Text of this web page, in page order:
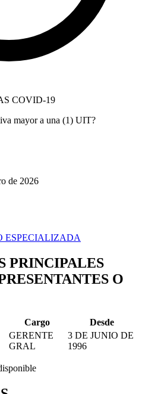
COVID-19
mayor a una (1) UIT?
de 2026
ESPECIALIZADA
PRINCIPALES
O
Cargo
Desde
GERENTE
GRAL
3 DE JUNIO DE
1996